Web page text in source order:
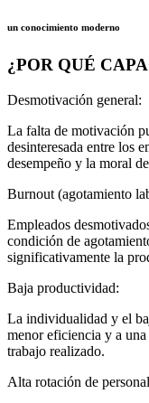
un conocimiento moderno
¿POR QUÉ
Desmotivación general:
La falta de motivación
desinteresada entre los
desempeño y la moral
Burnout (agotamiento
Empleados
condición de
significativamente la
Baja productividad:
La individualidad y el
menor eficiencia y a
trabajo realizado.
Alta rotación de